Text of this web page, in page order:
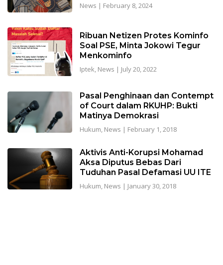
News | February 8, 2024
Ribuan Netizen Protes Kominfo
Soal PSE, Minta Jokowi Tegur
Menkominfo
Iptek, News | July 20, 2022
Pasal Penghinaan dan Contempt
of Court dalam RKUHP: Bukti
Matinya Demokrasi
Hukum, News | February 1, 2018
Aktivis Anti-Korupsi Mohamad
Aksa Diputus Bebas Dari
Tuduhan Pasal Defamasi UU ITE
Hukum, News | January 30, 2018